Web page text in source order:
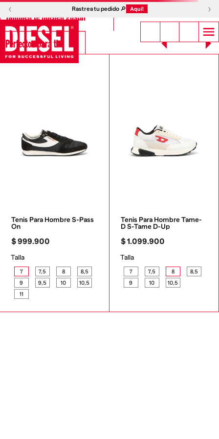
‹ Rastrea tu pedido 🔎 Aquí! ›
También te pueden gustar
Perfectos para ti
Tenis Para Hombre S-Pass
On
$999.900
Talla
7 7,5 8
8,5
9
9,5 10
10,5
11
Tenis Para Hombre Tame-
D S-Tame D-Up
$1.099.900
Talla
7 7,5 8
8,5
9
10 10,5